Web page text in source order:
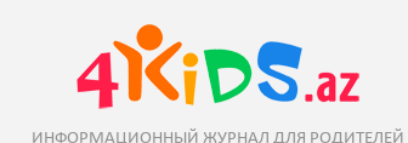
ИНФОРМАЦИОННЫЙ ЖУРНАЛ ДЛЯ РОДИТЕЛЕЙ